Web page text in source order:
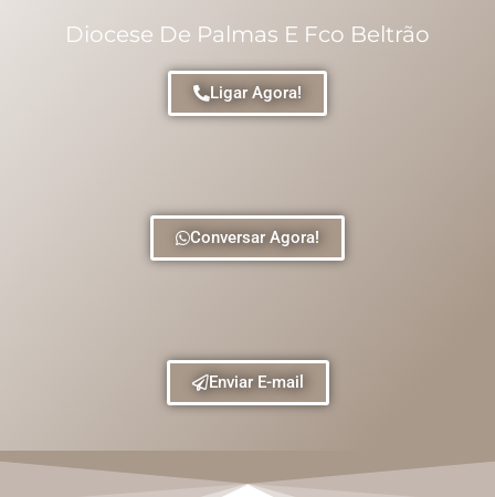
Diocese De Palmas E Fco Beltrão
Ligar Agora!
Conversar Agora!
Enviar E-mail